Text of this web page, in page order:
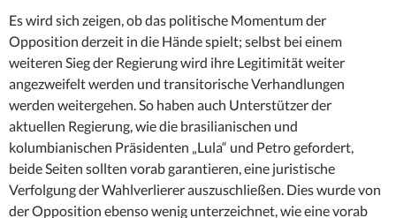
Es wird sich zeigen, ob das politische Momentum der
Opposition derzeit in die Hände spielt; selbst bei einem
weiteren Sieg der Regierung wird ihre Legitimität weiter
angezweifelt werden und transitorische Verhandlungen
werden weitergehen. So haben auch Unterstützer der
aktuellen Regierung, wie die brasilianischen und
kolumbianischen Präsidenten „Lula“ und Petro gefordert,
beide Seiten sollten vorab garantieren, eine juristische
Verfolgung der Wahlverlierer auszuschließen. Dies wurde von
der Opposition ebenso wenig unterzeichnet, wie eine vorab